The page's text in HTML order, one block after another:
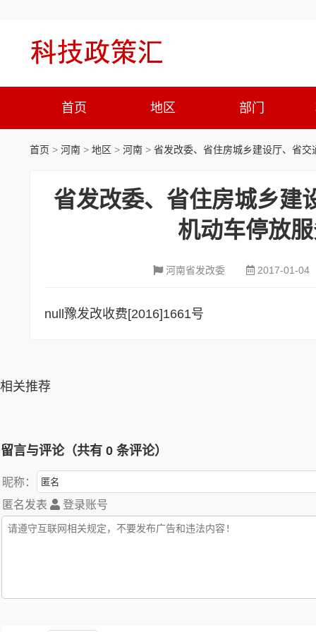
首页 地区 部门
首页 > 河南 > 地区 > 河南 > 省发改委、省住房城乡建设厅、省
省发改委、省住房城乡建
机动车停放
河南省发改委 2017-01-04
null豫发改收费[2016]1661号
相关推荐
留言与评论（共有 0 条评论）
昵称：
匿名发表
登录账号